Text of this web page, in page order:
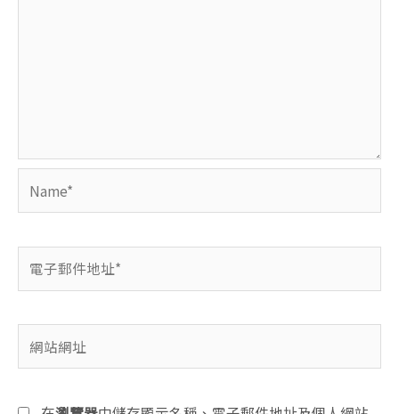
件
地
址
站